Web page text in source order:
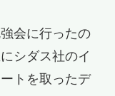
会に行ったの
シダス社のイ
トを取ったデ